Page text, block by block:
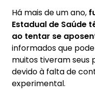
Há mais de um ano,
Estadual de Saúde
ao tentar se
informados que
muitos tiveram seus
devido à falta de
experimental.